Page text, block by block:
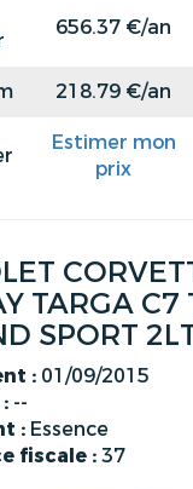
656.37 €/an
218.79 €/an
Estimer mon
prix
TARGA C7
SPORT
: 01/09/2015
--
: Essence
fiscale :37